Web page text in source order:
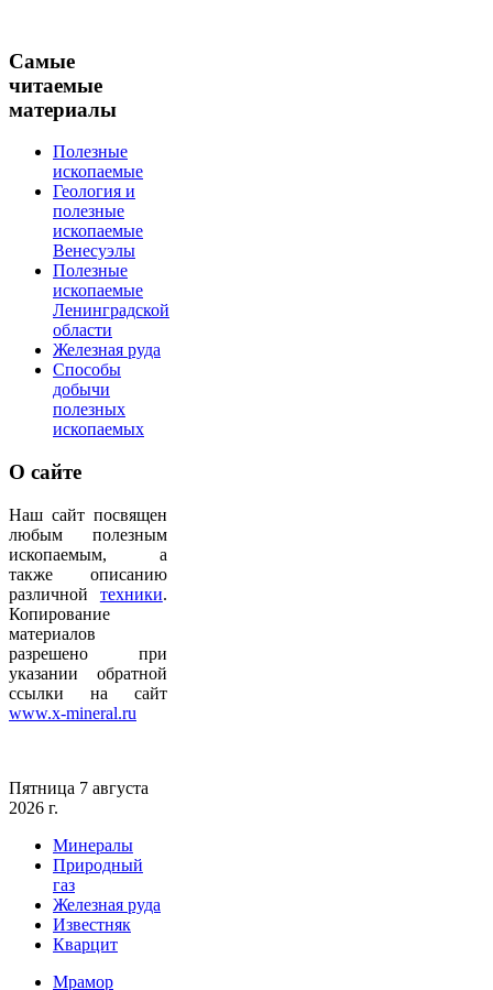
Самые
читаемые
материалы
Полезные
ископаемые
Геология и
полезные
ископаемые
Венесуэлы
Полезные
ископаемые
Ленинградской
области
Железная руда
Способы
добычи
полезных
ископаемых
О сайте
Наш сайт посвящен
любым полезным
ископаемым, а
также описанию
различной техники.
Копирование
материалов
разрешено при
указании обратной
ссылки на сайт
www.x-mineral.ru
Пятница 7 августа
2026 г.
Минералы
Природный
газ
Железная руда
Известняк
Кварцит
Мрамор